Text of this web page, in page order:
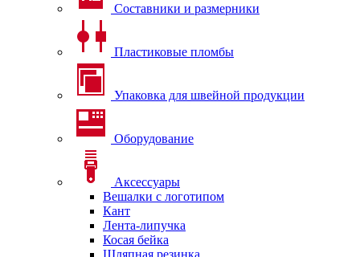
Составники и размерники
Пластиковые пломбы
Упаковка для швейной продукции
Оборудование
Аксессуары
Вешалки с логотипом
Кант
Лента-липучка
Косая бейка
Шляпная резинка